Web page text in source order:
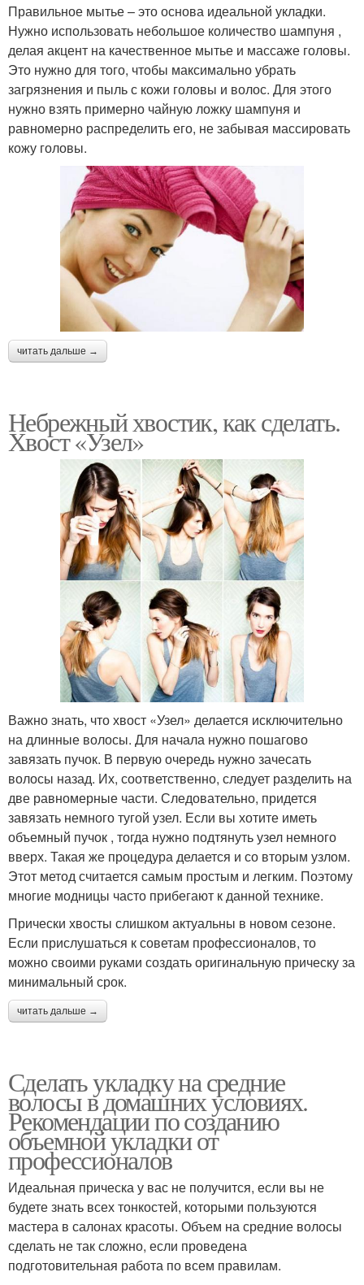
Правильное мытье – это основа идеальной укладки.
Нужно использовать небольшое количество шампуня ,
делая акцент на качественное мытье и массаже головы.
Это нужно для того, чтобы максимально убрать
загрязнения и пыль с кожи головы и волос. Для этого
нужно взять примерно чайную ложку шампуня и
равномерно распределить его, не забывая массировать
кожу головы.
читать дальше →
Небрежный хвостик, как сделать.
Хвост «Узел»
Важно знать, что хвост «Узел» делается исключительно
на длинные волосы. Для начала нужно пошагово
завязать пучок. В первую очередь нужно зачесать
волосы назад. Их, соответственно, следует разделить на
две равномерные части. Следовательно, придется
завязать немного тугой узел. Если вы хотите иметь
объемный пучок , тогда нужно подтянуть узел немного
вверх. Такая же процедура делается и со вторым узлом.
Этот метод считается самым простым и легким. Поэтому
многие модницы часто прибегают к данной технике.
Прически хвосты слишком актуальны в новом сезоне.
Если прислушаться к советам профессионалов, то
можно своими руками создать оригинальную прическу за
минимальный срок.
читать дальше →
Сделать укладку на средние
волосы в домашних условиях.
Рекомендации по созданию
объемной укладки от
профессионалов
Идеальная прическа у вас не получится, если вы не
будете знать всех тонкостей, которыми пользуются
мастера в салонах красоты. Объем на средние волосы
сделать не так сложно, если проведена
подготовительная работа по всем правилам.